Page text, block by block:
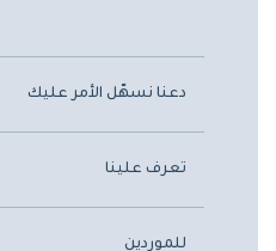
دعنا نسهّل الأمر عليك
تعرف علينا
للموردين